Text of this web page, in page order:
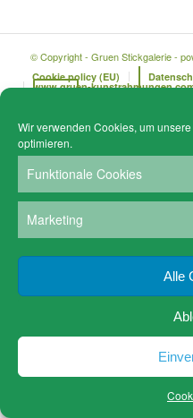
Wir verwenden Cookies, um
optimieren.
Funktionale Cookies
Marketing
Alle
© Copyright - Gruen Stickgalerie -
Cookie policy (EU)
www.gruen-